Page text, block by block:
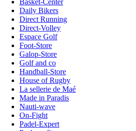
Basket-Center
Daily Bikers
Direct Running
Direct-Volley
Espace Golf
Foot-Store
Galop-Store
Golf and co
Handball-Store
House of Rugby
La sellerie de Maé
Made in Paradis
Nauti-wave
On-Fight
Padel-Expert